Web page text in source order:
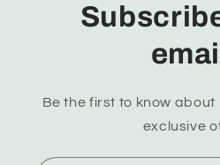
Be the first to know
exclusive